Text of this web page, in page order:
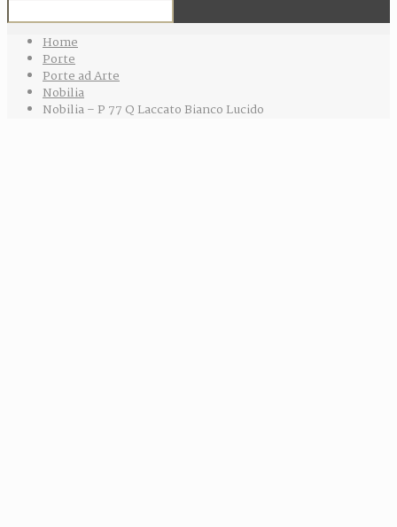
Home
Porte
Porte ad Arte
Nobilia
Nobilia – P 77 Q Laccato Bianco Lucido